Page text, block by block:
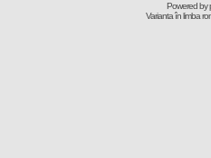
Powered by
Varianta în limba